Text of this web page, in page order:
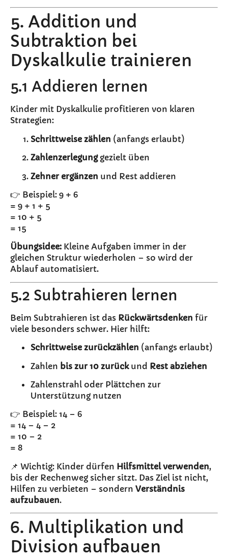
5. Addition und
Subtraktion bei
Dyskalkulie trainieren
5.1 Addieren lernen
Kinder mit Dyskalkulie profitieren von klaren
Strategien:
Schrittweise zählen (anfangs erlaubt)
Zahlenzerlegunggezielt üben
Zehner ergänzen und Rest addieren
👉 Beispiel: 9 + 6
= 9 + 1 + 5
= 10 + 5
= 15
Übungsidee: Kleine Aufgaben immer in der
gleichen Struktur wiederholen – so wird der
Ablauf automatisiert.
5.2 Subtrahieren lernen
Beim Subtrahieren ist das Rückwärtsdenken für
viele besonders schwer. Hier hilft:
Schrittweise zurückzählen (anfangs erlaubt)
Zahlen bis zur 10 zurückund Rest abziehen
Zahlenstrahl oder Plättchen zur
Unterstützung nutzen
👉 Beispiel: 14 – 6
= 14 – 4 – 2
= 10 – 2
= 8
📌 Wichtig: Kinder dürfen Hilfsmittel verwenden,
bis der Rechenweg sicher sitzt. Das Ziel ist nicht,
Hilfen zu verbieten – sondern Verständnis
aufzubauen.
6. Multiplikation und
Division aufbauen